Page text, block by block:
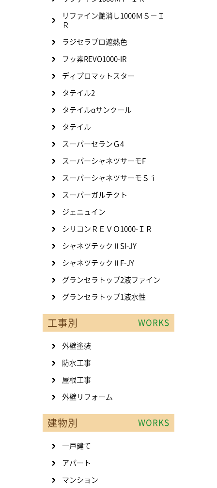
リファイン艶消し1000ＭＳ－Ｉ
Ｒ
ラジセラプロ遮熱色
フッ素REVO1000-IR
ディプロマットスター
タテイル2
タテイルαサンクール
タテイル
スーパーセランＧ4
スーパーシャネツサーモF
スーパーシャネツサーモＳｉ
スーパーガルテクト
ジェニュイン
シリコンＲＥＶＯ1000-ＩＲ
シャネツテックⅡSI-JY
シャネツテックⅡF-JY
グランセラトップ2液ファイン
グランセラトップ1液水性
工事別 WORKS
外壁塗装
防水工事
屋根工事
外壁リフォーム
建物別 WORKS
一戸建て
アパート
マンション